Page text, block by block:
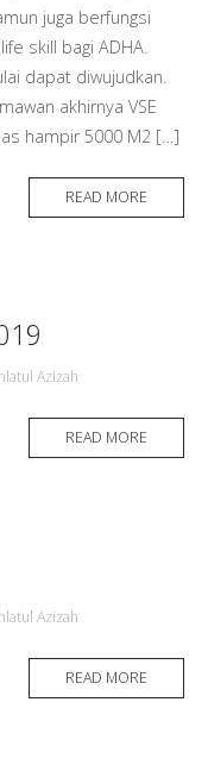
juga berfungsi
skill bagi ADHA.
dapat diwujudkan.
akhirnya VSE
hampir 5000 M2 […]
READ MORE
Azizah
READ MORE
Azizah
READ MORE